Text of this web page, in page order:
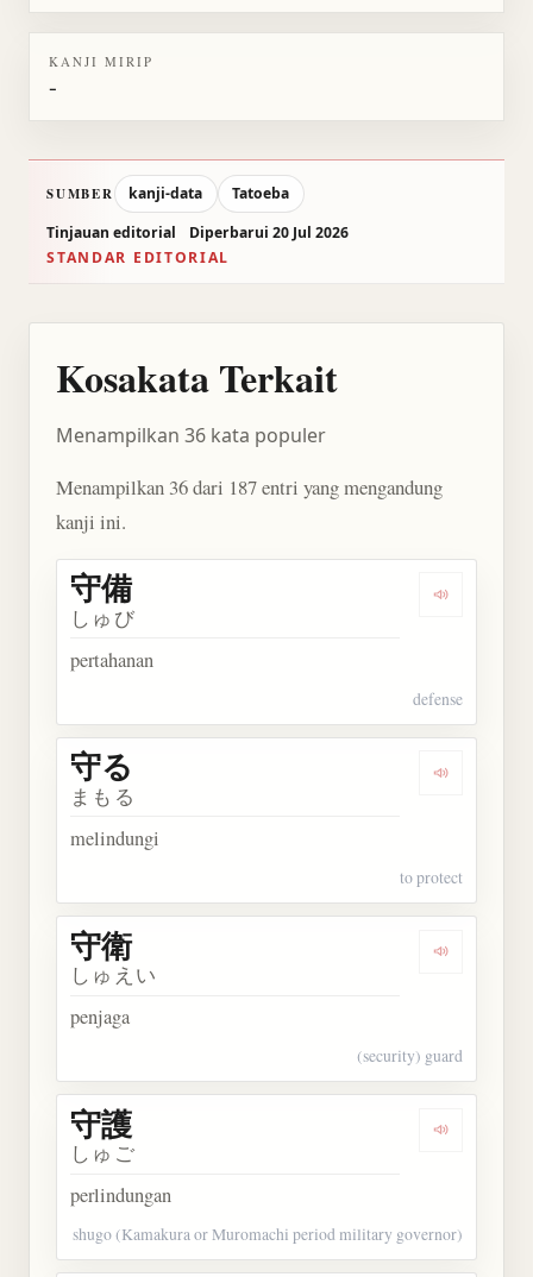
KANJI MIRIP
-
SUMBER kanji-data
Tatoeba
Tinjauan editorial
Diperbarui 20 Jul 2026
STANDAR EDITORIAL
Kosakata Terkait
Menampilkan 36 kata populer
Menampilkan 36 dari 187 entri yang mengandung
kanji ini.
Dengarkan
守備
しゅび
pertahanan
defense
Dengarkan
守る
まもる
melindungi
to protect
Dengarkan
守衛
しゅえい
penjaga
(security) guard
Dengarkan
守護
しゅご
perlindungan
shugo (Kamakura or Muromachi period military governor)